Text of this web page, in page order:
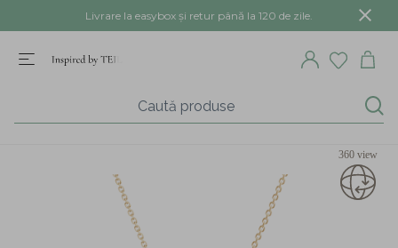
Livrare la easybox și retur până la 120 de zile.
360 view